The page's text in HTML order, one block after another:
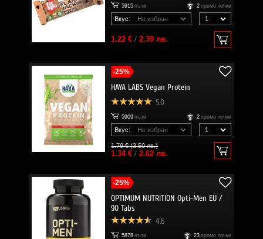
5915 пъти 2 промо точки
Вкус:
1.22 €/ 2.39 лв.
-25%
HAYA LABS Vegan Protein
5.0
5909 пъти 2 промо точки
Вкус:
1.79 € (3.50 лв.)
1.34 €/ 2.62 лв.
-25%
OPTIMUM NUTRITION Opti-Men EU /
90 Tabs
4.6
5878 пъти 23 промо точки